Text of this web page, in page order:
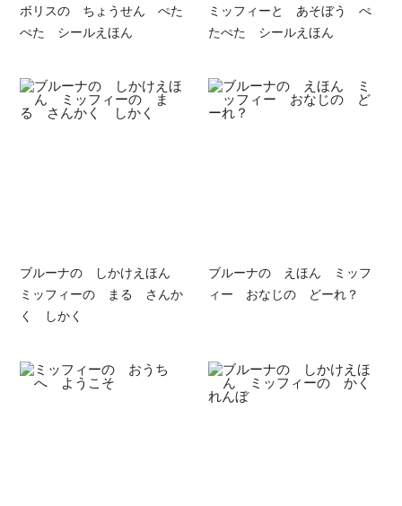
ボリスの ちょうせん ぺた
ぺた シールえほん
ミッフィーと あそぼう ぺ
たぺた シールえほん
ブルーナの しかけえほん
ミッフィーの まる さんか
く しかく
ブルーナの えほん ミッフ
ィー おなじの どーれ？